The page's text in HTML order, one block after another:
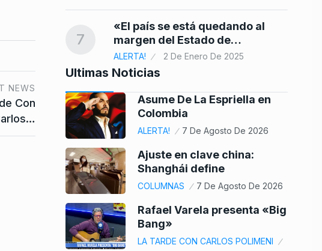
NEWS
Con
7
«El país se está quedando al
margen del Estado de…
ALERTA! 2 De Enero De 2025
Ultimas Noticias
Asume De La Espriella en
Colombia
ALERTA! 7 De Agosto De 2026
Ajuste en clave china:
Shanghái define
COLUMNAS 7 De Agosto De 2026
Rafael Varela presenta «Big
Bang»
LA TARDE CON CARLOS POLIMENI